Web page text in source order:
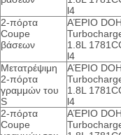
l4
2-πόρτα
Coupe
βάσεων
ΑΈΡΙΟ
1.8L
l4
Μετατρέψιμη
2-πόρτα
γραμμών του
S
ΑΈΡΙΟ
1.8L
l4
2-πόρτα
Coupe
ΑΈΡΙΟ